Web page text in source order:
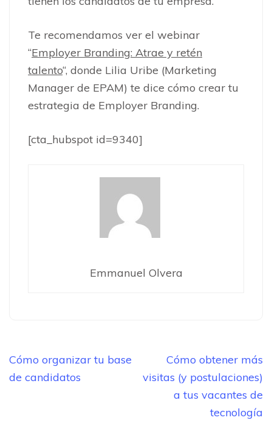
Te recomendamos ver el webinar
“Employer Branding: Atrae y retén
talento“, donde Lilia Uribe (Marketing
Manager de EPAM) te dice cómo crear tu
estrategia de Employer Branding.
[cta_hubspot id=9340]
Emmanuel Olvera
Navegación
de
Cómo organizar tu base
de candidatos
Cómo obtener más
visitas (y postulaciones)
a tus vacantes de
tecnología